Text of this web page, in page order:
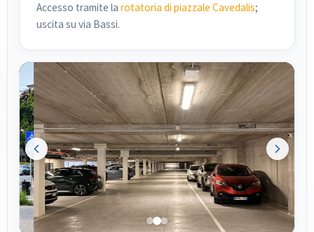
Accesso tramite la rotatoria di piazzale Cavedalis;
uscita su via Bassi.